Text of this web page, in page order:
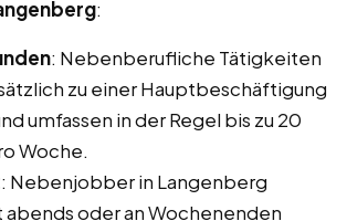
:
: Nebenberufliche Tätigkeiten
zu einer Hauptbeschäftigung
umfassen in der Regel bis zu 20
Woche.
: Nebenjobber in Langenberg
abends oder an Wochenenden